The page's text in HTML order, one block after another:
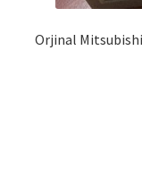
Orjinal Mitsubishi